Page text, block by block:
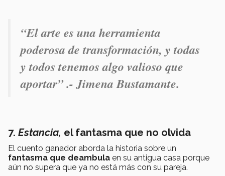
“El arte es una herramienta
poderosa de transformación, y todas
y todos tenemos algo valioso que
aportar” .- Jimena Bustamante.
7. Estancia, el fantasma que no olvida
El cuento ganador aborda la historia sobre un
fantasma que deambula en su antigua casa porque
aún no supera que ya no está más con su pareja.